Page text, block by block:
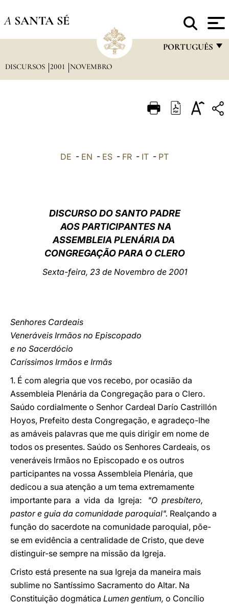
A SANTA SÉ
PORTUGUÊS
ITALIANO
中文
LATINE
DISCURSOS 2001 NOVEMBRO
DE - EN - ES - FR - IT - PT
DISCURSO DO SANTO PADRE
AOS PARTICIPANTES NA
ASSEMBLEIA PLENÁRIA DA
CONGREGAÇÃO PARA O CLERO
Sexta-feira, 23 de Novembro de 2001
Senhores Cardeais
Veneráveis Irmãos no Episcopado
e no Sacerdócio
Caríssimos Irmãos e Irmãs
1. É com alegria que vos recebo, por ocasião da
Assembleia Plenária da Congregação para o Clero.
Saúdo cordialmente o Senhor Cardeal Darío Castrillón
Hoyos, Prefeito desta Congregação, e agradeço-lhe
as amáveis palavras que me quis dirigir em nome de
todos os presentes. Saúdo os Senhores Cardeais, os
veneráveis Irmãos no Episcopado e os outros
participantes na vossa Assembleia Plenária, que
dedicou a sua atenção a um tema extremamente
importante para a vida da Igreja:
"O presbítero,
pastor e guia da comunidade paroquial". Realçando a
função do sacerdote na comunidade paroquial, põe-
se em evidência a centralidade de Cristo, que deve
distinguir-se sempre na missão da Igreja.
Cristo está presente na sua Igreja da maneira mais
sublime no Santíssimo Sacramento do Altar. Na
Constituição dogmática Lumen gentium, o Concílio